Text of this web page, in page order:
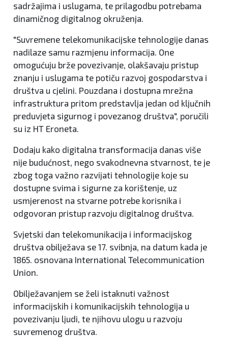
sadržajima i uslugama, te prilagodbu potrebama
dinamičnog digitalnog okruženja.
"Suvremene telekomunikacijske tehnologije danas
nadilaze samu razmjenu informacija. One
omogućuju brže povezivanje, olakšavaju pristup
znanju i uslugama te potiču razvoj gospodarstva i
društva u cjelini. Pouzdana i dostupna mrežna
infrastruktura pritom predstavlja jedan od ključnih
preduvjeta sigurnog i povezanog društva", poručili
su iz HT Eroneta.
Dodaju kako digitalna transformacija danas više
nije budućnost, nego svakodnevna stvarnost, te je
zbog toga važno razvijati tehnologije koje su
dostupne svima i sigurne za korištenje, uz
usmjerenost na stvarne potrebe korisnika i
odgovoran pristup razvoju digitalnog društva.
Svjetski dan telekomunikacija i informacijskog
društva obilježava se 17. svibnja, na datum kada je
1865. osnovana International Telecommunication
Union.
Obilježavanjem se želi istaknuti važnost
informacijskih i komunikacijskih tehnologija u
povezivanju ljudi, te njihovu ulogu u razvoju
suvremenog društva.